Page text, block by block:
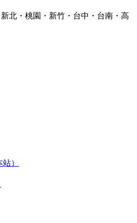
北・桃園・新竹・台中・台南・高
）